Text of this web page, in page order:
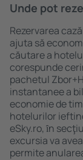
Unde pot
Rezervarea
ajuta să
căutare a
corespunde
pachetul
instantanee a
economie de
hotelurilor
eSky.ro, ȋn
excursia va
permite